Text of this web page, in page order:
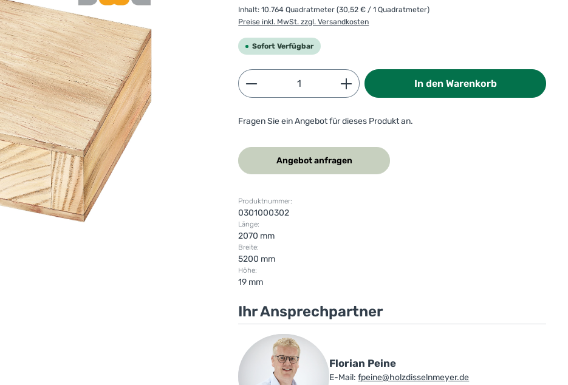
Inhalt:10.764 Quadratmeter(30,52 € / 1 Quadratmeter)
Preise inkl. MwSt. zzgl. Versandkosten
Sofort Verfügbar
Produkt Anzahl: Gib den gewünschten Wert ein
In den Warenkorb
Fragen Sie ein Angebot für dieses Produkt an.
Angebot anfragen
Produktnummer:
0301000302
Länge:
2070 mm
Breite:
5200 mm
Höhe:
19 mm
Ihr Ansprechpartner
Florian Peine
E-Mail: fpeine@holzdisselnmeyer.de